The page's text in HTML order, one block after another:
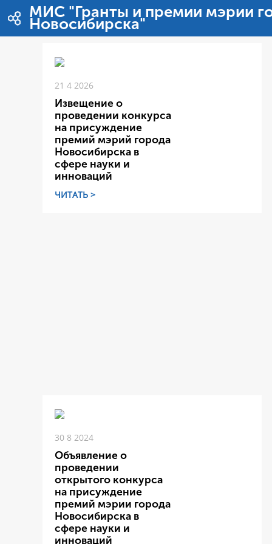
内容へスキップ
МИС "Гранты и премии мэрии
Новосибирска"
21 4 2026
Извещение о
проведении конкурса
на присуждение
премий мэрий города
Новосибирска в
сфере науки и
инноваций
ЧИТАТЬ >
30 8 2024
Объявление о
проведении
открытого конкурса
на присуждение
премий мэрии города
Новосибирска в
сфере науки и
инноваций